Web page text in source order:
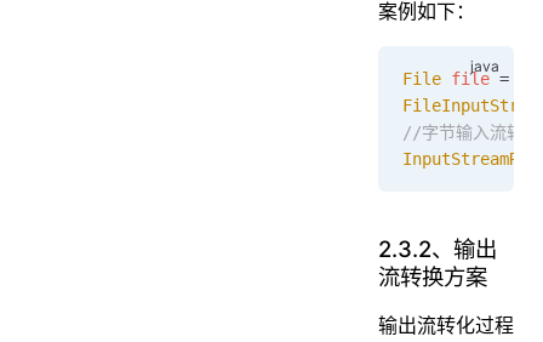
案例如下：
File file =
//字节输入流转为
2.3.2、输出
流转换方案
输出流转化过程